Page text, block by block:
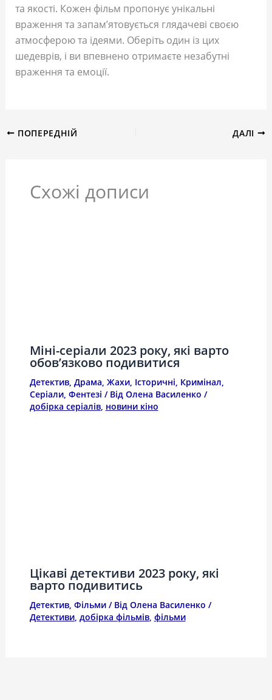
та якості. Кожен фільм пропонує унікальні
враження та запам’ятовується глядачеві своєю
атмосферою та ідеями. Оберіть один із цих
шедеврів, і ви впевнено отримаєте незабутні
враження та емоції.
ПОПЕРЕДНІЙ ДАЛІ
Схожі дописи
Міні-серіали 2023 року, які варто
обов’язково подивитися
Детектив, Драма Жахи, Історичні Кримінал
Серіали, Фентезі / Від Олена Василенко /
добірка серіалів, новини кіно
Цікаві детективи 2023 року, які
варто подивитись
Детектив, Фільми/ Від Олена Василенко /
Детективи, добірка фільмів, фільми